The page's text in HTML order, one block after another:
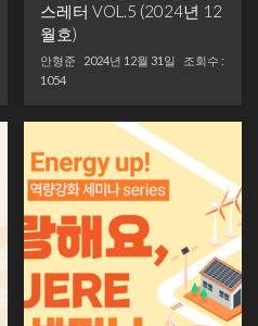
스레터 VOL.5 (2024년 12
월호)
안형준 2024년 12월 31일
조회수 :
1054